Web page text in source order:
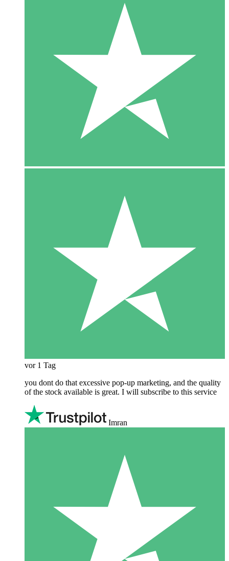
vor 1 Tag
you dont do that excessive pop-up marketing, and the quality
of the stock available is great. I will subscribe to this service
Imran